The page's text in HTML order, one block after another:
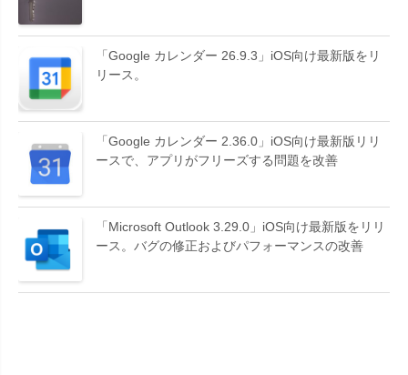
「Google カレンダー 26.9.3」iOS向け最新版をリ
リース。
「Google カレンダー 2.36.0」iOS向け最新版リリ
ースで、アプリがフリーズする問題を改善
「Microsoft Outlook 3.29.0」iOS向け最新版をリリ
ース。バグの修正およびパフォーマンスの改善